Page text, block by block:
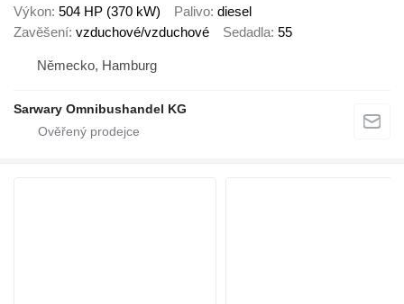
Výkon 504 HP (370 kW) Palivo diesel
Zavěšení vzduchové/vzduchové Sedadla 55
Německo, Hamburg
Sarwary Omnibushandel KG